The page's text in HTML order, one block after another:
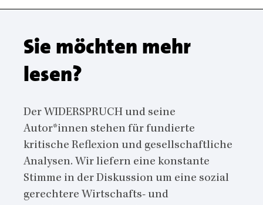
Sie möchten mehr
lesen?
Der WIDERSPRUCH und seine
Autor*innen stehen für fundierte
kritische Reflexion und gesellschaftliche
Analysen. Wir liefern eine konstante
Stimme in der Diskussion um eine sozial
gerechtere Wirtschafts- und